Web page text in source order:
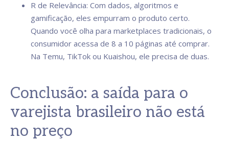
R de Relevância: Com dados, algoritmos e
gamificação, eles empurram o produto certo.
Quando você olha para marketplaces tradicionais, o
consumidor acessa de 8 a 10 páginas até comprar.
Na Temu, TikTok ou Kuaishou, ele precisa de duas.
Conclusão: a saída para o
varejista brasileiro não está
no preço